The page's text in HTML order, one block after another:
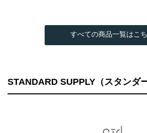
すべての商品一覧はこ
STANDARD SUPPLY（スタンダ